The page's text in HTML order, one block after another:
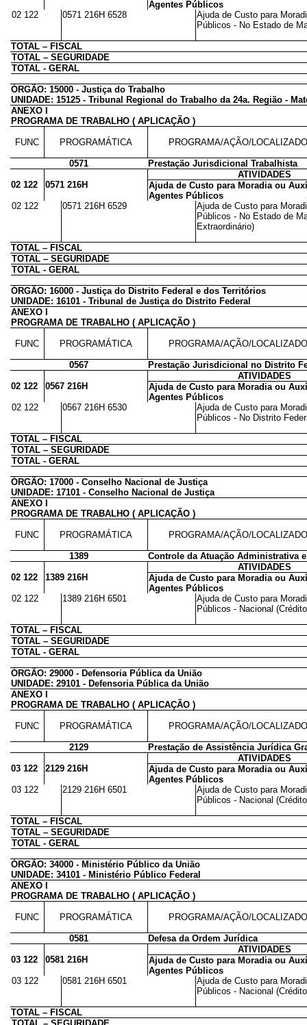
Agentes Públicos
02 122
0571 216H 6528
Ajuda de Custo para
Públicos - No Estado de
TOTAL – FISCAL
TOTAL – SEGURIDADE
TOTAL - GERAL
ÓRGÃO: 15000 - Justiça do Trabalho
UNIDADE: 15125 - Tribunal Regional do Trabalho da 24a. Região -
ANEXO I
PROGRAMA DE TRABALHO ( APLICAÇÃO )
FUNC PROGRAMÁTICA PROGRAMA/AÇÃO/
0571
Prestação Jurisdicional Trabalhista
ATIVIDADES
02 122
0571 216H
Ajuda de Custo para Moradia ou
Agentes Públicos
02 122
0571 216H 6529
Ajuda de Custo para
Públicos - No Estado de
Extraordinário)
TOTAL – FISCAL
TOTAL – SEGURIDADE
TOTAL - GERAL
ÓRGÃO: 16000 - Justiça do Distrito Federal e dos Territórios
UNIDADE: 16101 - Tribunal de Justiça do Distrito Federal
ANEXO I
PROGRAMA DE TRABALHO ( APLICAÇÃO )
FUNC PROGRAMÁTICA PROGRAMA/AÇÃO/
0567
Prestação Jurisdicional no Distrito
ATIVIDADES
02 122
0567 216H
Ajuda de Custo para Moradia ou
Agentes Públicos
02 122
0567 216H 6530
Ajuda de Custo para
Públicos - No Distrito
TOTAL – FISCAL
TOTAL – SEGURIDADE
TOTAL - GERAL
ÓRGÃO: 17000 - Conselho Nacional de Justiça
UNIDADE: 17101 - Conselho Nacional de Justiça
ANEXO I
PROGRAMA DE TRABALHO ( APLICAÇÃO )
FUNC PROGRAMÁTICA PROGRAMA/AÇÃO/
1389
Controle da Atuação Administrativa
ATIVIDADES
02 122
1389 216H
Ajuda de Custo para Moradia ou
Agentes Públicos
02 122
1389 216H 6501
Ajuda de Custo para
Públicos - Nacional
TOTAL – FISCAL
TOTAL – SEGURIDADE
TOTAL - GERAL
ÓRGÃO: 29000 - Defensoria Pública da União
UNIDADE: 29101 - Defensoria Pública da União
ANEXO I
PROGRAMA DE TRABALHO ( APLICAÇÃO )
FUNC PROGRAMÁTICA PROGRAMA/AÇÃO/
2129
Prestação de Assistência Jurídica
ATIVIDADES
03 122
2129 216H
Ajuda de Custo para Moradia ou
Agentes Públicos
03 122
2129 216H 6501
Ajuda de Custo para
Públicos - Nacional
TOTAL – FISCAL
TOTAL – SEGURIDADE
TOTAL - GERAL
ÓRGÃO: 34000 - Ministério Público da União
UNIDADE: 34101 - Ministério Público Federal
ANEXO I
PROGRAMA DE TRABALHO ( APLICAÇÃO )
FUNC PROGRAMÁTICA PROGRAMA/AÇÃO/
0581
Defesa da Ordem Jurídica
ATIVIDADES
03 122
0581 216H
Ajuda de Custo para Moradia ou
Agentes Públicos
03 122
0581 216H 6501
Ajuda de Custo para
Públicos - Nacional
TOTAL – FISCAL